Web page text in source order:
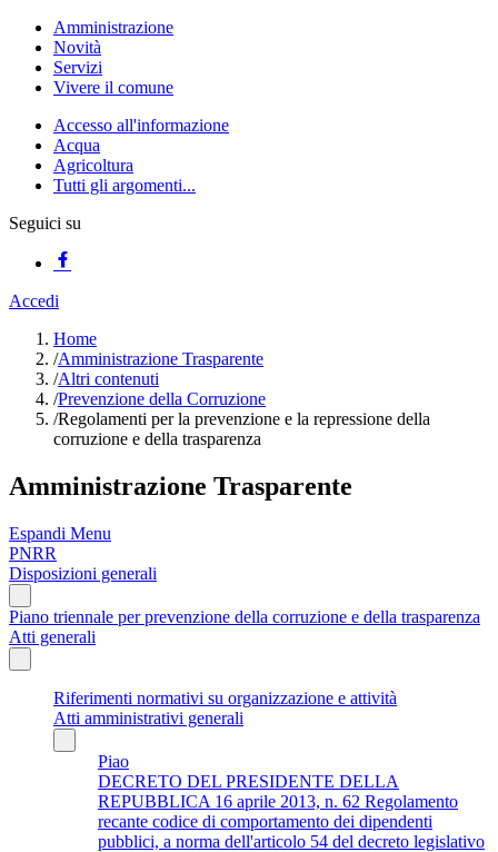
Amministrazione
Novità
Servizi
Vivere il comune
Accesso all'informazione
Acqua
Agricoltura
Tutti gli argomenti...
Seguici su
Accedi
Home
/Amministrazione Trasparente
/Altri contenuti
/Prevenzione della Corruzione
/Regolamenti per la prevenzione e la repressione della
corruzione e della trasparenza
Amministrazione Trasparente
Espandi Menu
PNRR
Disposizioni generali
Piano triennale per prevenzione della corruzione e della trasparenza
Atti generali
Riferimenti normativi su organizzazione e attività
Atti amministrativi generali
Piao
DECRETO DEL PRESIDENTE DELLA
REPUBBLICA 16 aprile 2013, n. 62 Regolamento
recante codice di comportamento dei dipendenti
pubblici, a norma dell'articolo 54 del decreto legislativo